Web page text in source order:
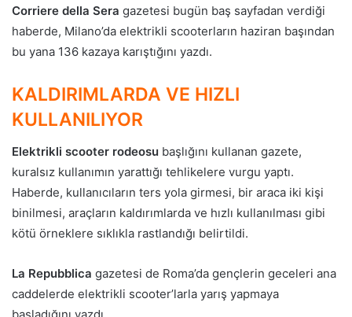
Corriere della Sera gazetesi bugün baş sayfadan verdiği
haberde, Milano’da elektrikli scooterların haziran başından
bu yana 136 kazaya karıştığını yazdı.
KALDIRIMLARDA VE HIZLI
KULLANILIYOR
Elektrikli scooter rodeosu başlığını kullanan gazete,
kuralsız kullanımın yarattığı tehlikelere vurgu yaptı.
Haberde, kullanıcıların ters yola girmesi, bir araca iki kişi
binilmesi, araçların kaldırımlarda ve hızlı kullanılması gibi
kötü örneklere sıklıkla rastlandığı belirtildi.
La Repubblica gazetesi de Roma’da gençlerin geceleri ana
caddelerde elektrikli scooter’larla yarış yapmaya
başladığını yazdı.